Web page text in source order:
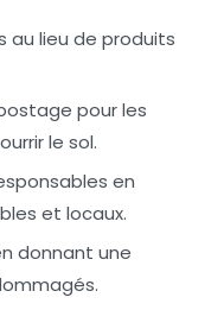
au lieu de produits
pour les
le sol.
en
et locaux.
donnant une